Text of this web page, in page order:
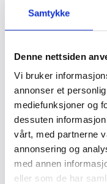
Samtykke
Denne nettsiden
Vi bruker
annonser et
mediefunksjoner og
dessuten
vårt, med partnerne
annonsering og
med annen
eller som de har
sårbarhet og
Kom på
forberedt i en
utvikling og
Sted
Oslo